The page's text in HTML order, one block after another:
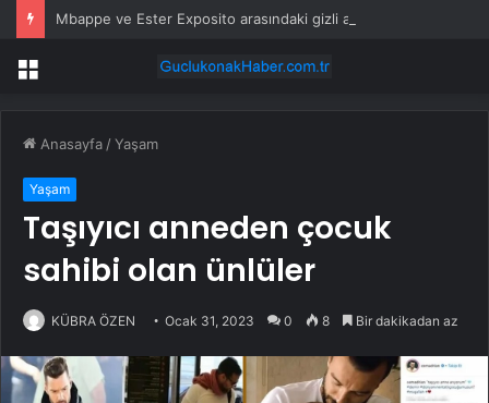
Menü
Anasayfa /Yaşam
Yaşam
Taşıyıcı anneden çocuk
sahibi olan ünlüler
KÜBRA ÖZEN Ocak 31, 2023 0 8 Bir dakikadan az